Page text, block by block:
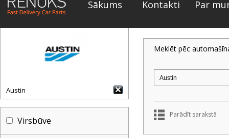
Sākums Kontakti Par
Austin
Virsbūve
Meklēt pēc
Parādīt sarakstā